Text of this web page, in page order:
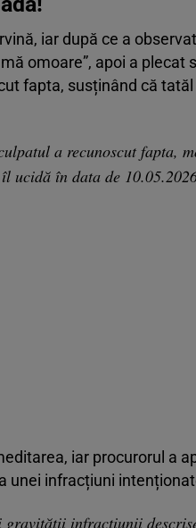
iar după ce a
omoare”, apoi a plecat
fapta, susținând că
a recunoscut fapta,
ucidă în data de
iar procurorul a
unei infracțiuni
infracțiunii